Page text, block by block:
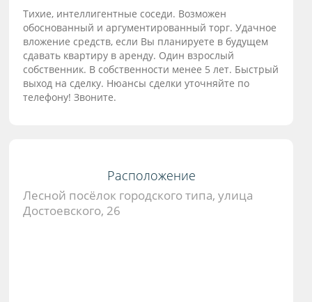
Тихие, интеллигентные соседи. Возможен
обоснованный и аргументированный торг. Удачное
вложение средств, если Вы планируете в будущем
сдавать квартиру в аренду. Один взрослый
собственник. В собственности менее 5 лет. Быстрый
выход на сделку. Нюансы сделки уточняйте по
телефону! Звоните.
Расположение
Лесной посёлок городского типа, улица
Достоевского, 26